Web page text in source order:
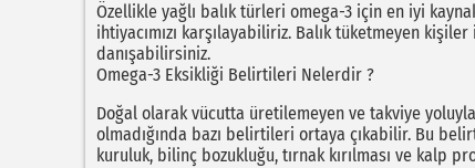
Özellikle yağlı balık türleri omega-3 için en iyi
ihtiyacımızı karşılayabiliriz. Balık tüketmeyen
danışabilirsiniz.
Omega-3 Eksikliği Belirtileri Nelerdir ?
Doğal olarak vücutta üretilemeyen ve takviye
olmadığında bazı belirtileri ortaya çıkabilir. Bu
kuruluk, bilinç bozukluğu, tırnak kırılması ve kalp